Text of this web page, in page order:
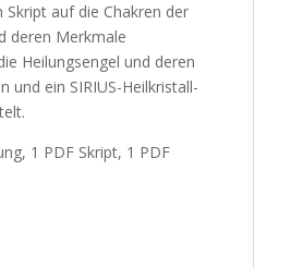
Skript auf die Chakren der
deren Merkmale
Heilungsengel und deren
und ein SIRIUS-Heilkristall-
1 PDF Skript, 1 PDF